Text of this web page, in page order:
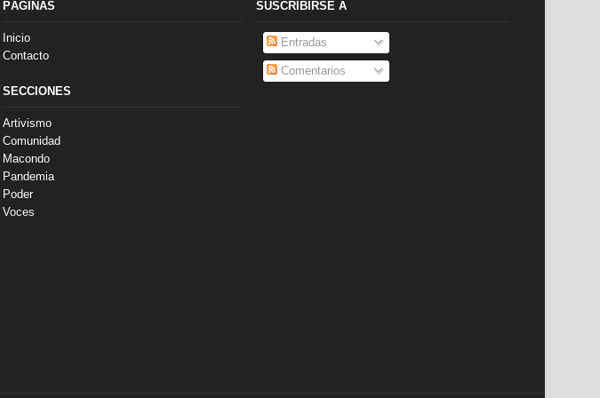
PÁGINAS
Inicio
Contacto
SECCIONES
Artivismo
Comunidad
Macondo
Pandemia
Poder
Voces
SUSCRIBIRSE A
Entradas
Comentarios